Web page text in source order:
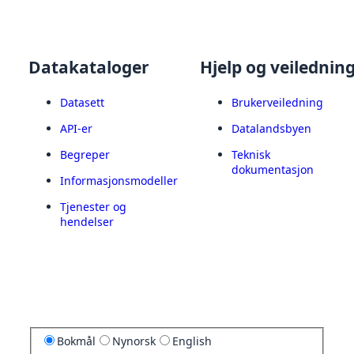
Datakataloger
Datasett
API-er
Begreper
Informasjonsmodeller
Tjenester og
hendelser
Hjelp og
Brukerveiledning
Datalandsbyen
Teknisk
dokumentasjon
Bokmål Nynorsk English